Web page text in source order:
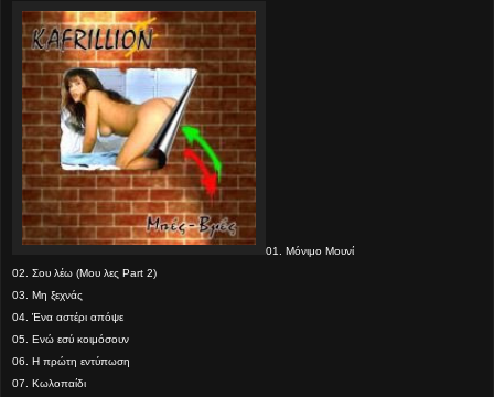
01. Μόνιμο Μουνί
02. Σου λέω (Μου λες Part 2)
03. Μη ξεχνάς
04. Ένα αστέρι απόψε
05. Ενώ εσύ κοιμόσουν
06. Η πρώτη εντύπωση
07. Κωλοπαίδι